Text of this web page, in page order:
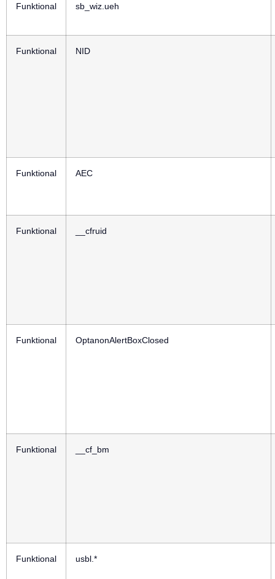
Funktional sb_wiz.ueh
Funktional NID
Funktional AEC
Funktional __cfruid
Funktional OptanonAlertBoxClosed
Funktional __cf_bm
Funktional usbl.*